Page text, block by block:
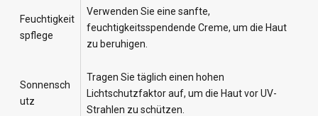
Feuchtigkeit
spflege
Verwenden Sie eine sanfte,
feuchtigkeitsspendende Creme, um die Haut
zu beruhigen.
Sonnensch
utz
Tragen Sie täglich einen hohen
Lichtschutzfaktor auf, um die Haut vor UV-
Strahlen zu schützen.